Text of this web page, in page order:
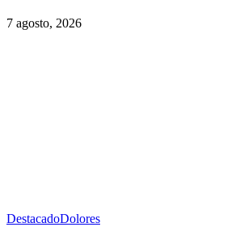
7 agosto, 2026
DestacadoDolores